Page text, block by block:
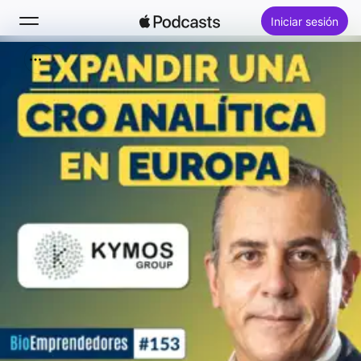
Iniciar sesión
Buscar
Inicio
Novedades